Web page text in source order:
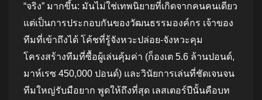
“จริง” มากขึ้น: มันไม่ใช่เทพนิยายที่เกิดจากคนคนเดียว
แต่เป็นการประกอบกันของวัฒนธรรมองค์กร เจ้าของ
ทีมที่เข้าถึงได้ โค้ชที่รู้จังหวะปล่อย-จังหวะคุม
โครงสร้างทีมที่ซื้อผู้เล่นคุ้มค่า (ก็องเต 5.6 ล้านปอนด์,
มาห์เรซ 450,000 ปอนด์) และวินัยการเล่นที่ชัดเจนจน
ทีมใหญ่รับมือยาก พูดให้ถึงที่สุด เลสเตอร์ปีนั้นคือบท